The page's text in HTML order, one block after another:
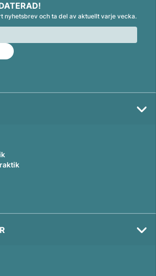
nyhetsbrev och ta del av aktuellt varje vecka.